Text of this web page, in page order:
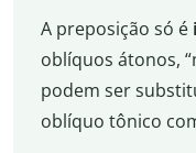
A preposição só é
oblíquos átonos,
podem ser
oblíquo tônico